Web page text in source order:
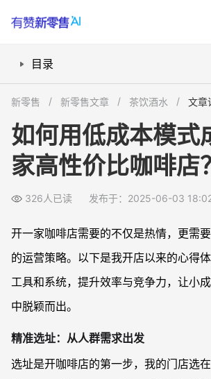
目录
产品组合：让性价比成为制胜法宝
大额订单：企业团购提升营业额
总结
新零售 新零售文章 茶饮酒水 文章
如何用低成本模式
家高性价比咖啡店？
326人已读 发布于：2025-06-03
开一家咖啡店需要的不仅是热情，更需
的运营策略。以下是我开店以来的心得
工具和系统，提升效率与竞争力，让小
中脱颖而出。
精准选址：从人群需求出发
选址是开咖啡店的第一步，我的门店选